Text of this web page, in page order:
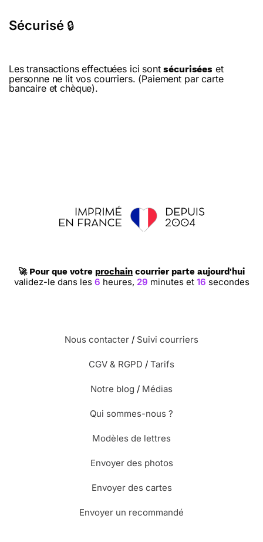
Sécurisé 🔒
Les transactions effectuées ici sontsécurisées et
personne ne lit vos courriers. (Paiement par carte
bancaire et chèque).
🚀 Pour que votre prochain courrier parte aujourd'hui
validez-le dans les 6 heures, 29 minutes et 15 secondes
Nous contacter / Suivi courriers
CGV & RGPD / Tarifs
Notre blog / Médias
Qui sommes-nous ?
Modèles de lettres
Envoyer des photos
Envoyer des cartes
Envoyer un recommandé